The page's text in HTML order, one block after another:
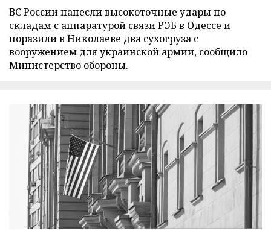
ВС России нанесли высокоточные удары по
складам с аппаратурой связи РЭБ в Одессе и
поразили в Николаеве два сухогруза с
вооружением для украинской армии, сообщило
Министерство обороны.